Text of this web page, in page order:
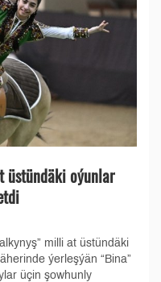
üstündäki oýunlar
milli at üstündäki
ýerleşýän “Bina”
üçin şowhunly